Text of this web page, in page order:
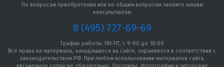
По вопросам приобретения или по общим вопросам звоните нашим
консультантам
8 (495) 727-69-69
График работы: ПН-ПТ, с 9-00 до 18-00
Все права на материалы, находящиеся на сайте, охраняются в соответствии с
законодательством РФ. При любом использовании материалов сайта,
письменное согласие обязательно. Логотипы, фотографии и авторские